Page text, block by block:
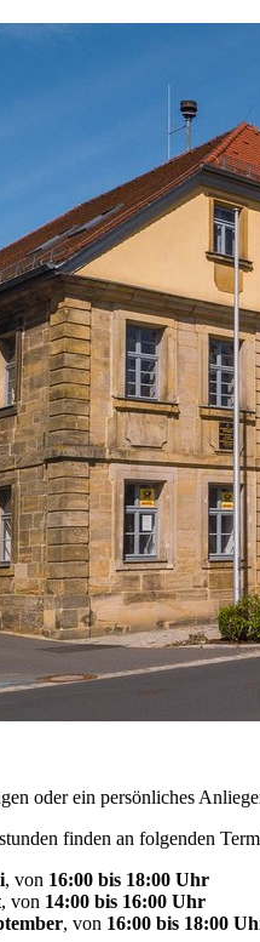
oder ein persönliches
finden an folgenden
, von 16:00 bis 18:00 Uhr
, von 14:00 bis 16:00 Uhr
, von 16:00 bis 18:00